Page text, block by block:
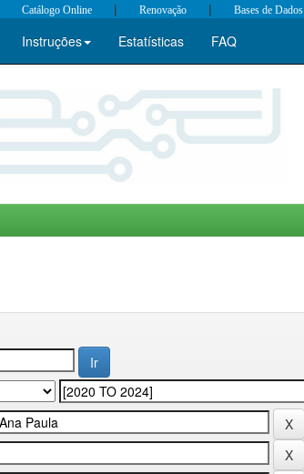
Catálogo Online | Renovação | Bases de Dados
Instruções Estatísticas FAQ